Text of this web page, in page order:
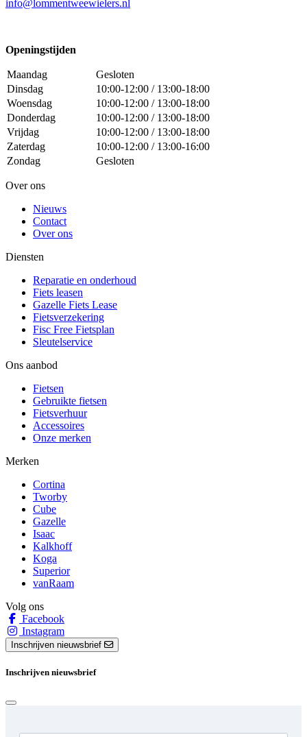
info@lommentweewielers.nl
Openingstijden
Maandag
Gesloten
Dinsdag
10:00-12:00 / 13:00-18:00
Woensdag
10:00-12:00 / 13:00-18:00
Donderdag
10:00-12:00 / 13:00-18:00
Vrijdag
10:00-12:00 / 13:00-18:00
Zaterdag
10:00-12:00 / 13:00-16:00
Zondag
Gesloten
Over ons
Nieuws
Contact
Over ons
Diensten
Reparatie en onderhoud
Fiets leasen
Gazelle Fiets Lease
Fietsverzekering
Fisc Free Fietsplan
Sleutelservice
Ons aanbod
Fietsen
Gebruikte fietsen
Fietsverhuur
Accessoires
Onze merken
Merken
Cortina
Tworby
Cube
Gazelle
Isaac
Kalkhoff
Koga
Superior
vanRaam
Volg ons
Facebook
Instagram
Inschrijven nieuwsbrief
Inschrijven nieuwsbrief